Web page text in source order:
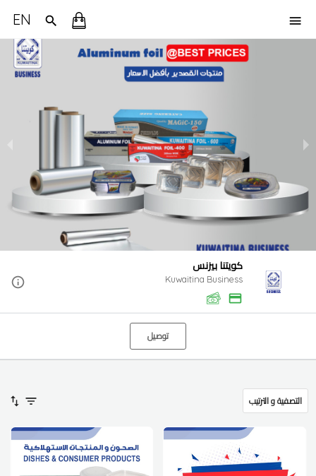
EN
كويتنا بيزنس
Kuwaitina Business
توصيل
التصفية و الترتيب